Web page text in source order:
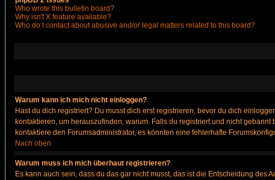
Who wrote this bulletin board?
Why isn't X feature available?
Who do I contact about abusive and/or legal matters related to this board?
Warum kann ich mich nicht einloggen?
Hast du dich registriert? Du musst dich erst registrieren, bevor du dich
kontaktieren, um herauszufinden, warum. Falls du registriert und nicht
kontaktiere den Forumsadministrator, es könnten eine fehlerhafte
Nach oben
Warum muss ich mich überhaut registrieren?
Es kann auch sein, dass du das gar nicht musst, das ist die Entscheidung des